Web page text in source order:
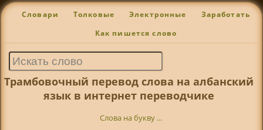
Словари Толковые Электронные Заработать
Как пишется слово
Трамбовочный перевод слова на албанский
язык в интернет переводчике
Слова на букву ...